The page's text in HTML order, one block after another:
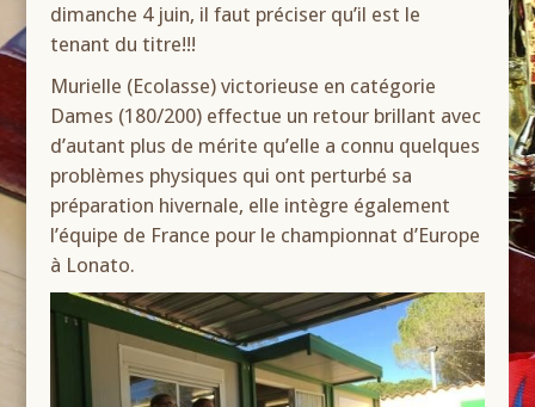
dimanche 4 juin, il faut préciser qu’il est le
tenant du titre!!!
Murielle (Ecolasse) victorieuse en catégorie
Dames (180/200) effectue un retour brillant avec
d’autant plus de mérite qu’elle a connu quelques
problèmes physiques qui ont perturbé sa
préparation hivernale, elle intègre également
l’équipe de France pour le championnat d’Europe
à Lonato.